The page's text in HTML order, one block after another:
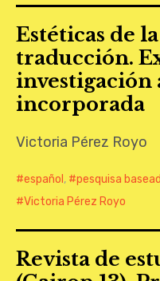
MAPEAMENTO
REVISTA IEPA
CONTATO
Estéticas de
traducción.
investigación
incorporada
Victoria Pérez Royo
español , pesquisa
Victoria Pérez Royo
Revista de